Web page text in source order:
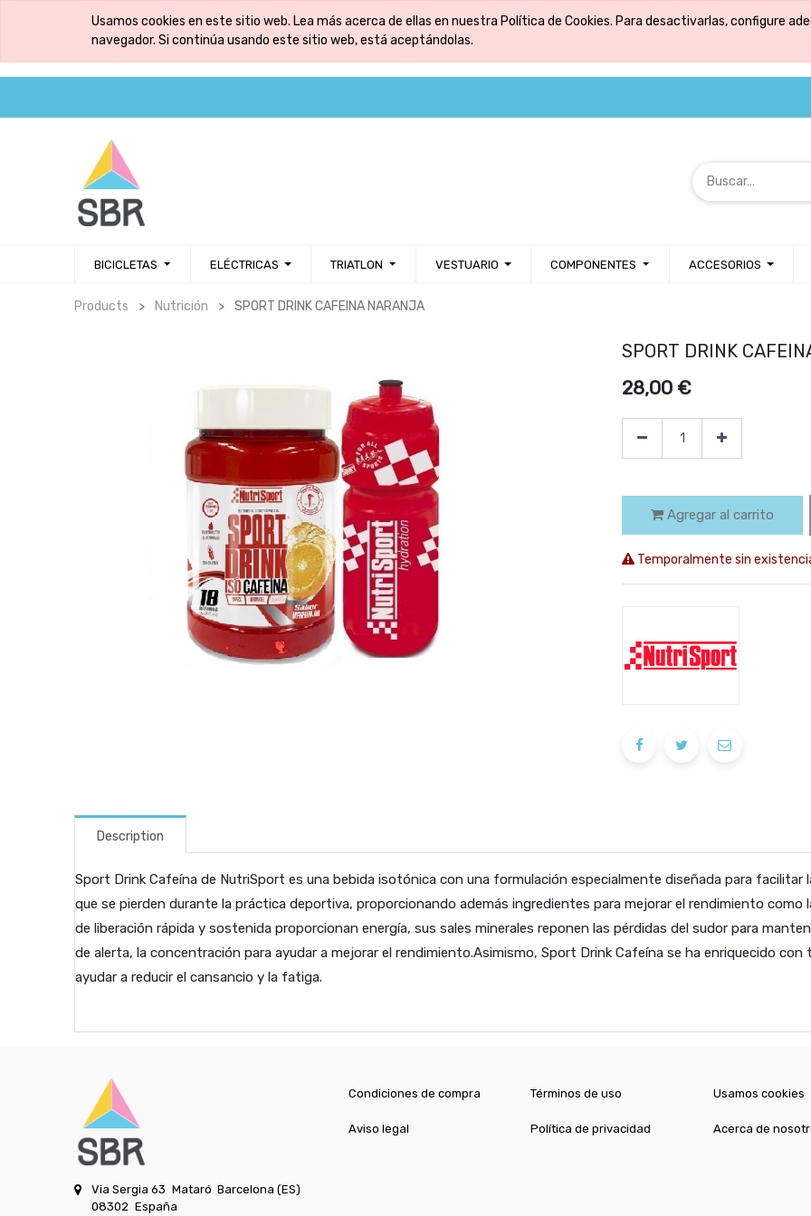
Usamos cookies en este sitio web. Lea más acerca de ellas en nuestra Política de Cookies. Para desactivarlas, configure
navegador. Si continúa usando este sitio web, está aceptándolas.
BICICLETAS ELÉCTRICAS TRIATLON VESTUARIO COMPONENTES ACCESORIOS
Products Nutrición SPORT DRINK CAFEINA NARANJA
SPORT DRINK
28,00 €
Agregar al carrito
Temporalmente sin
Description
Sport Drink Cafeína de NutriSport es una bebida isotónica con una formulación especialmente diseñada para facilitar
que se pierden durante la práctica deportiva, proporcionando además ingredientes para mejorar el rendimiento como
de liberación rápida y sostenida proporcionan energía, sus sales minerales reponen las pérdidas del sudor para
de alerta, la concentración para ayudar a mejorar el rendimiento.Asimismo, Sport Drink Cafeína se ha enriquecido con
ayudar a reducir el cansancio y la fatiga.
Via Sergia 63 Mataró Barcelona (ES)
08302 España
Condiciones de compra
Aviso legal
Términos de uso
Política de privacidad
Usamos cookies
Acerca de